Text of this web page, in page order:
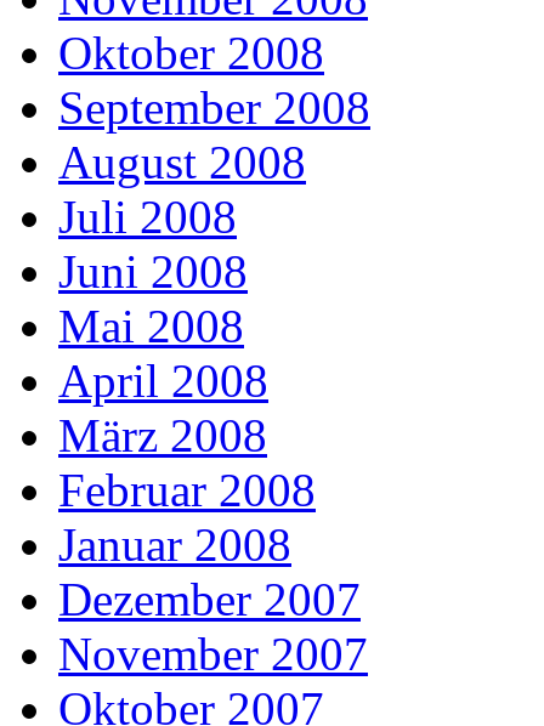
Oktober 2008
September 2008
August 2008
Juli 2008
Juni 2008
Mai 2008
April 2008
März 2008
Februar 2008
Januar 2008
Dezember 2007
November 2007
Oktober 2007